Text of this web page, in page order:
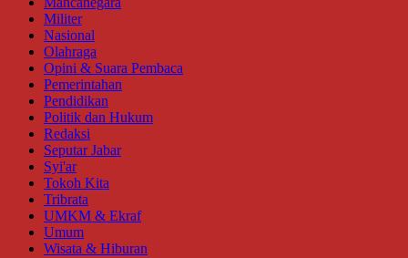
Militer
Nasional
Olahraga
Opini & Suara Pembaca
Pemerintahan
Pendidikan
Politik dan Hukum
Redaksi
Seputar Jabar
Syi'ar
Tokoh Kita
Tribrata
UMKM & Ekraf
Umum
Wisata & Hiburan